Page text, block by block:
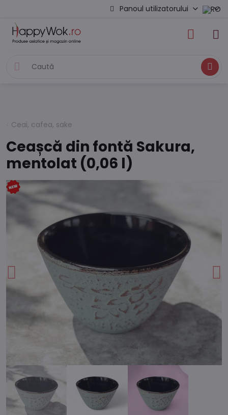
Panoul utilizatorului
Caută
Ceai, cafea, sake
Ceașcă din fontă Sakura,
mentolat (0,06 l)